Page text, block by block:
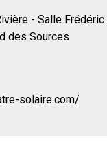
- Salle Frédéric
des Sources
solaire.com/